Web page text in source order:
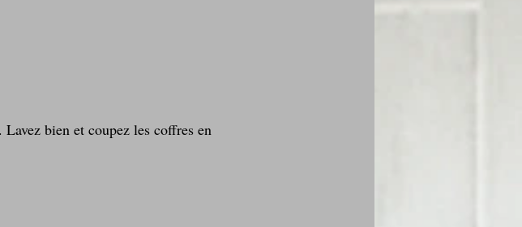
bien et coupez les coffres en